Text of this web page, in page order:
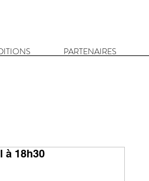
PARTENAIRES
à 18h30